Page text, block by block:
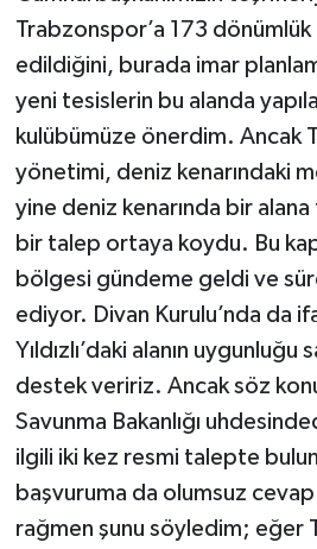
Trabzonspor’a 173 dönümlük
edildiğini, burada imar
yeni tesislerin bu alanda
kulübümüze önerdim. Ancak
yönetimi, deniz kenarındaki
yine deniz kenarında bir
bir talep ortaya koydu. Bu
bölgesi gündeme geldi ve
ediyor. Divan Kurulu’nda da
Yıldızlı’daki alanın
destek veririz. Ancak söz
Savunma Bakanlığı
ilgili iki kez resmi talepte
başvuruma da olumsuz
rağmen şunu söyledim; eğer